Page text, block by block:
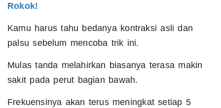
Rokok!
Kamu harus tahu bedanya kontraksi asli dan
palsu sebelum mencoba trik ini.
Mulas tanda melahirkan biasanya terasa makin
sakit pada perut bagian bawah.
Frekuensinya akan terus meningkat setiap 5